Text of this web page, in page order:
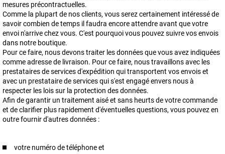
mesures précontractuelles.
Comme la plupart de nos clients, vous serez certainement intéressé de
savoir combien de temps il faudra encore attendre avant que votre
envoi n'arrive chez vous. C'est pourquoi vous pouvez suivre vos envois
dans notre boutique.
Pour ce faire, nous devons traiter les données que vous avez indiquées
comme adresse de livraison. Pour ce faire, nous travaillons avec les
prestataires de services d'expédition qui transportent vos envois et
avec un prestataire de services qui s'est engagé envers nous à
respecter les lois sur la protection des données.
Afin de garantir un traitement aisé et sans heurts de votre commande
et de clarifier plus rapidement d'éventuelles questions, vous pouvez en
outre fournir d'autres données :
votre numéro de téléphone et